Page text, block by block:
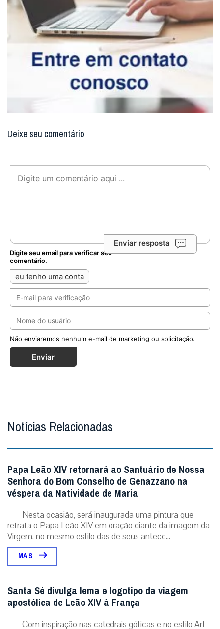
Deixe seu comentário
Enviar resposta
Digite seu email para verificar seu
comentário.
eu tenho uma conta
Não enviaremos nenhum e-mail de marketing ou solicitação.
Enviar
Notícias Relacionadas
Papa Leão XIV retornará ao Santuário de Nossa
Senhora do Bom Conselho de Genazzano na
véspera da Natividade de Maria
Nesta ocasião, será inaugurada uma pintura que
retrata o Papa Leão XIV em oração diante da imagem da
Virgem, no mesmo estilo das de seus antece...
MAIS
Santa Sé divulga lema e logotipo da viagem
apostólica de Leão XIV à França
Com inspiração nas catedrais góticas e no estilo Art